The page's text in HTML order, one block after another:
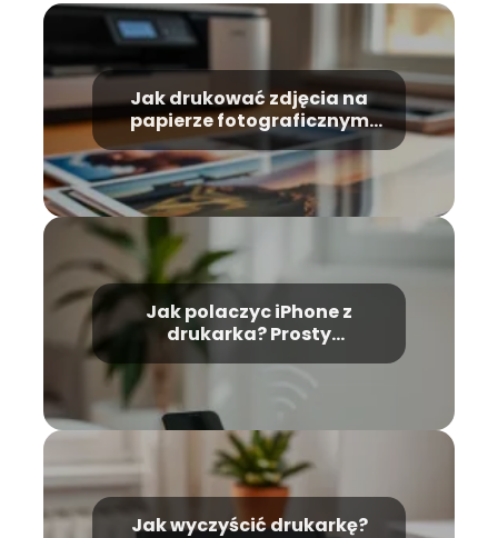
Jak drukować zdjęcia na
papierze fotograficznym
10×15? Praktyczny poradnik
Jak polaczyc iPhone z
drukarka? Prosty
przewodnik
Jak wyczyścić drukarkę?